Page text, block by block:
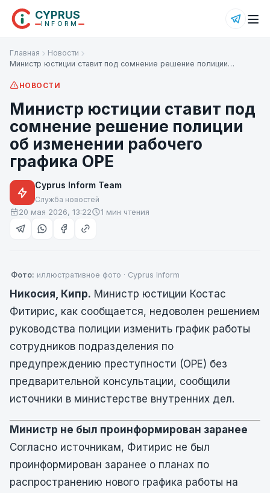
CYPRUS
INFORM
Главная
Новости
Министр юстиции ставит под сомнение решение полиции…
НОВОСТИ
Министр юстиции ставит под
сомнение решение полиции
об изменении рабочего
графика OPE
Cyprus Inform Team
Служба новостей
20 мая 2026, 13:22 1 мин чтения
Фото: иллюстративное фото · Cyprus Inform
Никосия, Кипр. Министр юстиции Костас
Фитирис, как сообщается, недоволен решением
руководства полиции изменить график работы
сотрудников подразделения по
предупреждению преступности (OPE) без
предварительной консультации, сообщили
источники в министерстве внутренних дел.
Министр не был проинформирован заранее
Согласно источникам, Фитирис не был
проинформирован заранее о планах по
распространению нового графика работы на